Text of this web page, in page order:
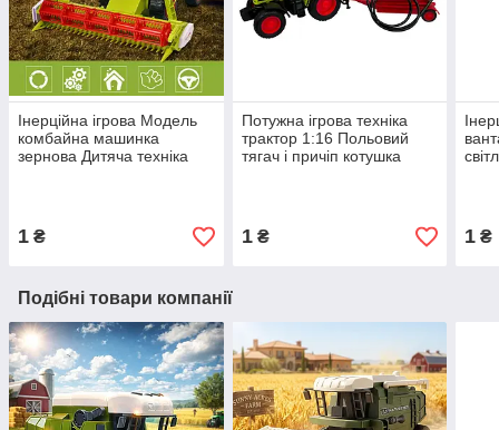
Інерційна ігрова Модель
комбайна машинка
зернова Дитяча техніка
1 ₴
Потужна ігрова техніка
трактор 1:16 Польовий
тягач і причіп котушка
1₴ 1 ₴
Подібні товари компанії